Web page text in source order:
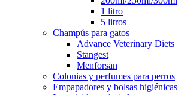
1 litro
5 litros
Champús para gatos
Advance Veterinary Diets
Stangest
Menforsan
Colonias y perfumes para perros
Empapadores y bolsas higiénicas